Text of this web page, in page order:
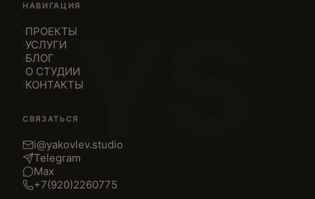
YS
НАВИГАЦИЯ
ПРОЕКТЫ
УСЛУГИ
БЛОГ
О СТУДИИ
КОНТАКТЫ
СВЯЗАТЬСЯ
i@yakovlev.studio
Telegram
Max
+7(920)2260775